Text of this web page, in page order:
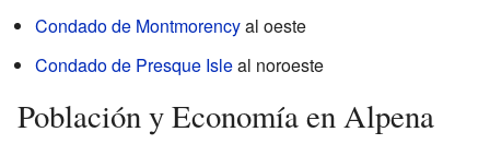
Condado de Montmorencyal oeste
Condado de Presque Isleal noroeste
Población y Economía en Alpena